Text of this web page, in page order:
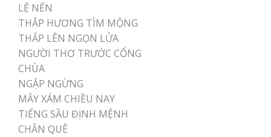
LỆ NẾN
THẮP HƯƠNG TÌM MỘNG
THẮP LÊN NGỌN LỬA
NGƯỜI THƠ TRƯỚC CỔNG
CHÙA
NGẬP NGỪNG
MÂY XÁM CHIỀU NAY
TIẾNG SẦU ĐỊNH MỆNH
CHÂN QUÊ